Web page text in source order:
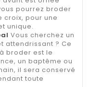
pourrez broder
croix, pour une
unique.
Vous cherchez un
attendrissant ? Ce
broder est le
un baptême ou
il sera conservé
toute